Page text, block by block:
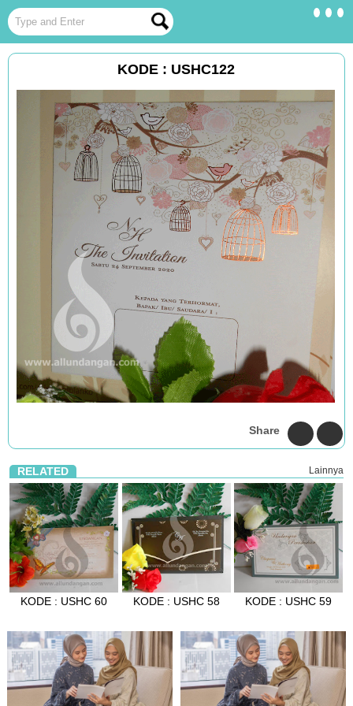
KODE : USHC122
Share
RELATED Lainnya
KODE : USHC 60 KODE : USHC 58 KODE : USHC 59